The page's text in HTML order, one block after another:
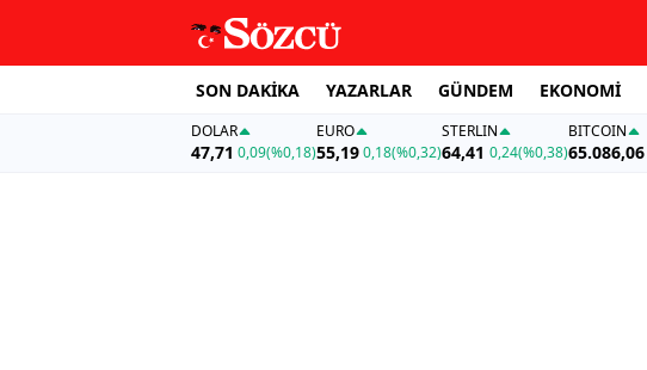
SON DAKİKA YAZARLAR GÜNDEM EKONOMİ
DOLAR
47,71 0,09(%0,18)
EURO
55,19 0,18(%0,32)
STERLIN
64,41 0,24(%0,38)
BITCOIN
65.086,06